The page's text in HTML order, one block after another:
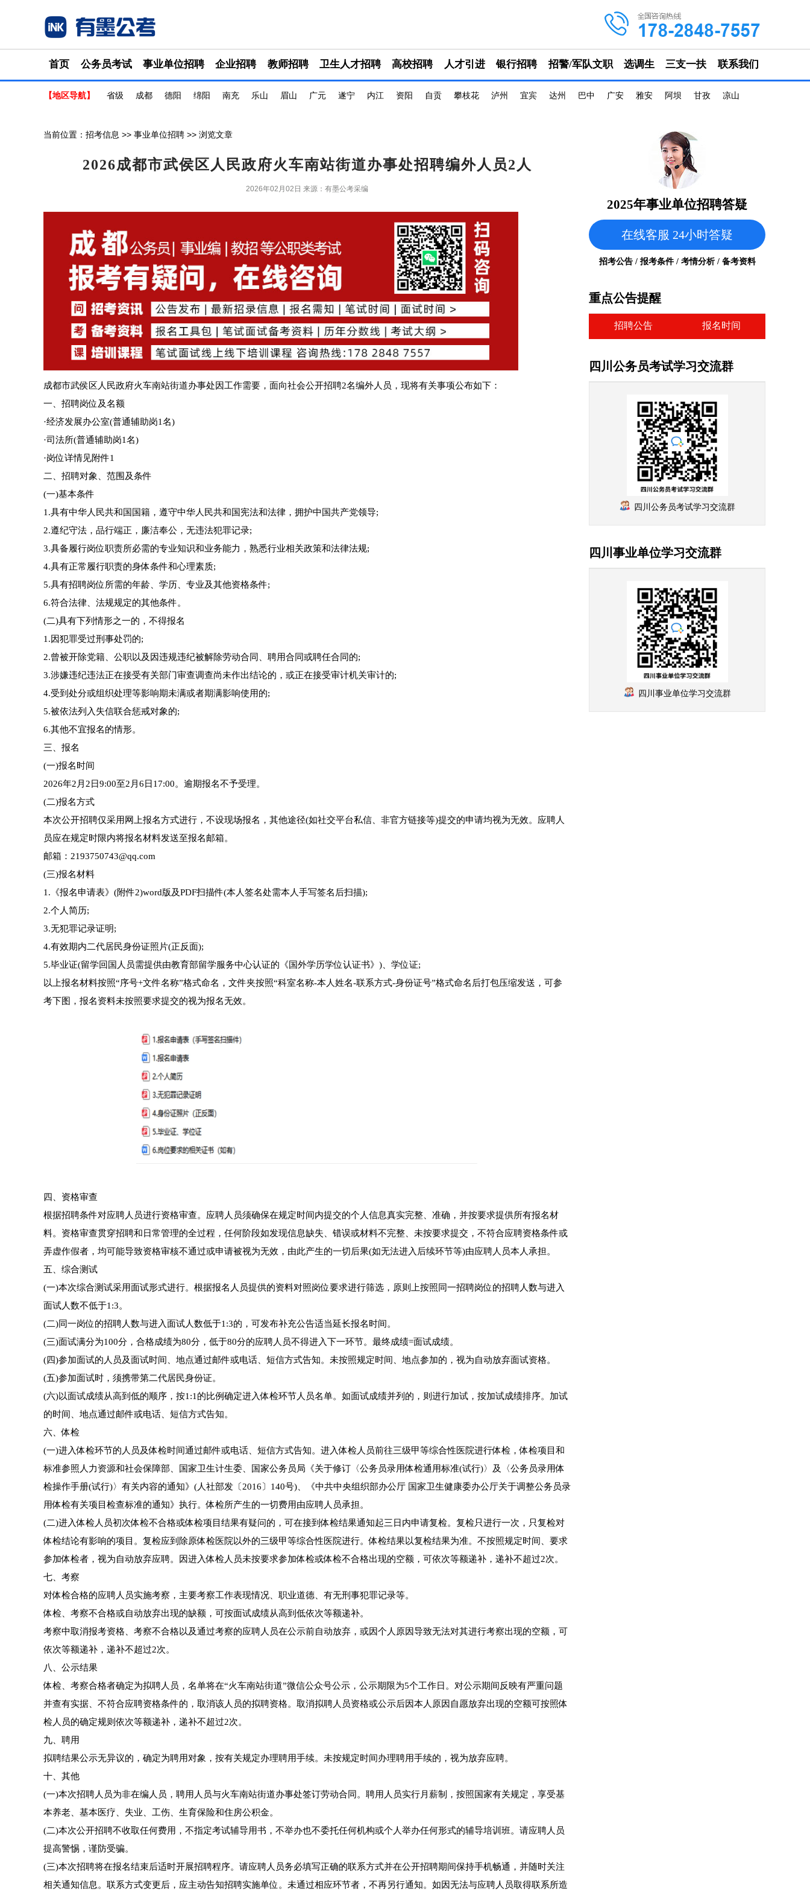
首页 公务员考试 事业单位招聘 企业招聘 教师招聘 卫生人才招聘 高校招聘 人才引进 银行招聘 招警/军队文职 选调生 三支一扶 联系我们
【地区导航】 省级 成都 德阳 绵阳 南充 乐山 眉山 广元 遂宁 内江 资阳 自贡 攀枝花 泸州 宜宾 达州 巴中 广安 雅安 阿坝 甘孜 凉山
当前位置： 招考信息 >> 事业单位招聘 >> 浏览文章
2026成都市武侯区人民政府火车南站街道办事处招聘编外人员2人
2026年02月02日 来源：有墨公考采编
成都市武侯区人民政府火车南站街道办事处因工作需要，面向社会公开招聘2名编外人员，现将有关事项公布如下：
一、招聘岗位及名额
·经济发展办公室(普通辅助岗1名)
·司法所(普通辅助岗1名)
·岗位详情见附件1
二、招聘对象、范围及条件
(一)基本条件
1.具有中华人民共和国国籍，遵守中华人民共和国宪法和法律，拥护中国共产党领导;
2.遵纪守法，品行端正，廉洁奉公，无违法犯罪记录;
3.具备履行岗位职责所必需的专业知识和业务能力，熟悉行业相关政策和法律法规;
4.具有正常履行职责的身体条件和心理素质;
5.具有招聘岗位所需的年龄、‍学历、专业及其他资格条件;
6.符合法律、法规规定的其他条件。
(二)具有下列情形之一的，不得报名
1.因犯罪受过刑事处罚的;
2.曾被开除党籍、公职以及因违规违纪被解除劳动合同、聘用合同或聘任合同的;
3.涉嫌违纪违法正在接受有关部门审查调查尚未作出结论的，或正在接受审计机关审计的;
4.受到处分或组织处理等影响期未满或者期满影响使用的;
5.被依法列入失信联合惩戒对象的;
6.其他不宜报名的情形。
三、报名
(一)报名时间
2026年2月2日9:00至2月6日17:00。逾期报名不予受理。
(二)报名方式
本次公开招聘仅采用网上报名方式进行，不设现场报名，其他途径(如社交平台私信、非官方链接等)提交的申请均视为无效。应聘人
员应在规定时限内将报名材料发送至报名邮箱。
邮箱：2193750743@qq.com
(三)报名材料
1.《报名申请表》(附件2)word版及PDF扫描件(本人签名处需本人手写签名后扫描);
2.个人简历;
3.无犯罪记录证明;
4.有效期内二代居民身份证照片(正反面);
5.毕业证(留学回国人员需提供由教育部留学服务中心认证的《国外学历学位认证书》)、学位证;
以上报名材料按照“序号+文件名称”格式命名，文件夹按照“科室名称-本人姓名-联系方式-身份证号”格式命名后打包压缩发送，可参
考下图，报名资料未按照要求提交的视为报名无效。
四、资格审查
根据招聘条件对应聘人员进行资格审查。应聘人员须确保在规定时间内提交的个人信息真实完整、准确，并按要求提供所有报名材
料。资格审查贯穿招聘和日常管理的全过程，任何阶段如发现信息缺失、错误或材料不完整、未按要求提交，不符合应聘资格条件或
弄虚作假者，均可能导致资格审核不通过或申请被视为无效，由此产生的一切后果(如无法进入后续环节等)由应聘人员本人承担。
五、综合测试
(一)本次综合测试采用面试形式进行。根据报名人员提供的资料对照岗位要求进行筛选，原则上按照同一招聘岗位的招聘人数与进入
面试人数不低于1:3。
(二)同一岗位的招聘人数与进入面试人数低于1:3的，可发布补充公告适当延长报名时间。
(三)面试满分为100分，合格成绩为80分，低于80分的应聘人员不得进入下一环节。最终成绩=面试成绩。
(四)参加面试的人员及面试时间、地点通过邮件或电话、短信方式告知。未按照规定时间、地点参加的，视为自动放弃面试资格。
(五)参加面试时，须携带第二代居民身份证。
(六)以面试成绩从高到低的顺序，按1:1的比例确定进入体检环节人员名单。如面试成绩并列的，则进行加试，按加试成绩排序。加试
的时间、地点通过邮件或电话、短信方式告知。
六、体检
(一)进入体检环节的人员及体检时间通过邮件或电话、短信方式告知。进入体检人员前往三级甲等综合性医院进行体检，体检项目和
标准参照人力资源和社会保障部、国家卫生计生委、国家公务员局《关于修订〈公务员录用体检通用标准(试行)〉及〈公务员录用体
检操作手册(试行)〉有关内容的通知》(人社部发〔2016〕140号)、《中共中央组织部办公厅 国家卫生健康委办公厅关于调整公务员录
用体检有关项目检查标准的通知》执行。体检所产生的一切费用由应聘人员承担。
(二)进入体检人员初次体检不合格或体检项目结果有疑问的，可在接到体检结果通知起三日内申请复检。复检只进行一次，只复检对
体检结论有影响的项目。复检应到除原体检医院以外的三级甲等综合性医院进行。体检结果以复检结果为准。不按照规定时间、要求
参加体检者，视为自动放弃应聘。因进入体检人员未按要求参加体检或体检不合格出现的空额，可依次等额递补，递补不超过2次。
七、考察
对体检合格的应聘人员实施考察，主要考察工作表现情况、职业道德、有无刑事犯罪记录等。
体检、考察不合格或自动放弃出现的缺额，可按面试成绩从高到低依次等额递补。
考察中取消报考资格、考察不合格以及通过考察的应聘人员在公示前自动放弃，或因个人原因导致无法对其进行考察出现的空额，可
依次等额递补，递补不超过2次。
八、公示结果
体检、考察合格者确定为拟聘人员，名单将在“火车南站街道”微信公众号公示，公示期限为5个工作日。对公示期间反映有严重问题
并查有实据、不符合应聘资格条件的，取消该人员的拟聘资格。取消拟聘人员资格或公示后因本人原因自愿放弃出现的空额可按照体
检人员的确定规则依次等额递补，递补不超过2次。
九、聘用
拟聘结果公示无异议的，确定为聘用对象，按有关规定办理聘用手续。未按规定时间办理聘用手续的，视为放弃应聘。
十、其他
(一)本次招聘人员为非在编人员‌，聘用人员与火车南站街道办事处签订劳动合同。聘用人员实行月薪制，按照国家有关规定，享受基
本养老、基本医疗、失业、工伤、生育保险和住房公积金。
(二)本次公开招聘不收取任何费用，不指定考试辅导用书，不举办也不委托任何机构或个人举办任何形式的辅导培训班。请应聘人员
提高警惕，谨防受骗。
(三)本次招聘将在报名结束后适时开展招聘程序。请应聘人员务必填写正确的联系方式并在公开招聘期间保持手机畅通，并随时关注
相关通知信息。联系方式变更后，应主动告知招聘实施单位。未通过相应环节者，不再另行通知。如因无法与应聘人员取得联系所造
2025年事业单位招聘答疑
在线客服 24小时答疑
招考公告 / 报考条件 / 考情分析 / 备考资料
重点公告提醒
招聘公告 报名时间
四川公务员考试学习交流群
四川公务员考试学习交流群
四川事业单位学习交流群
四川事业单位学习交流群